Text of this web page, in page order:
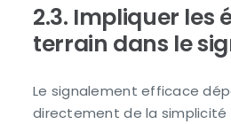
2.3. Impliquer les
terrain dans le
Le signalement efficace
directement de la simplicité